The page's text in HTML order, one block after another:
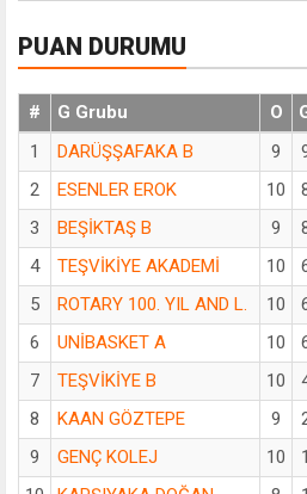
PUAN DURUMU
# G Grubu O
1
DARÜŞŞAFAKA B 9
2
ESENLER EROK 10
3
BEŞİKTAŞ B 9
4
TEŞVİKİYE AKADEMİ 10
5
ROTARY 100. YIL AND L. 10
6
UNİBASKET A 10
7
TEŞVİKİYE B 10
8
KAAN GÖZTEPE 9
9
GENÇ KOLEJ 10 1